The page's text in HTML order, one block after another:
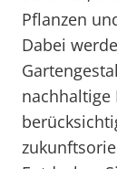
Pflanzen
Dabei
nachhaltige